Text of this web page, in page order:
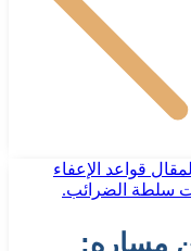
مساره: